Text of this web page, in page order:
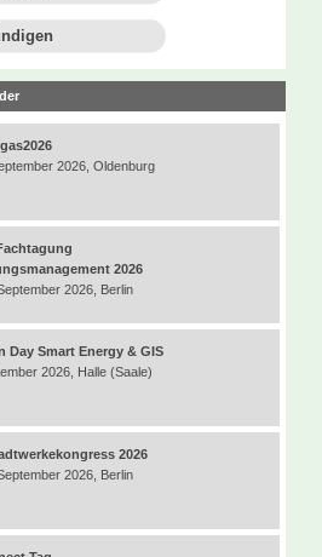
2026, Oldenburg
2026
2026, Berlin
Day Smart Energy & GIS
2026, Halle (Saale)
2026
2026, Berlin